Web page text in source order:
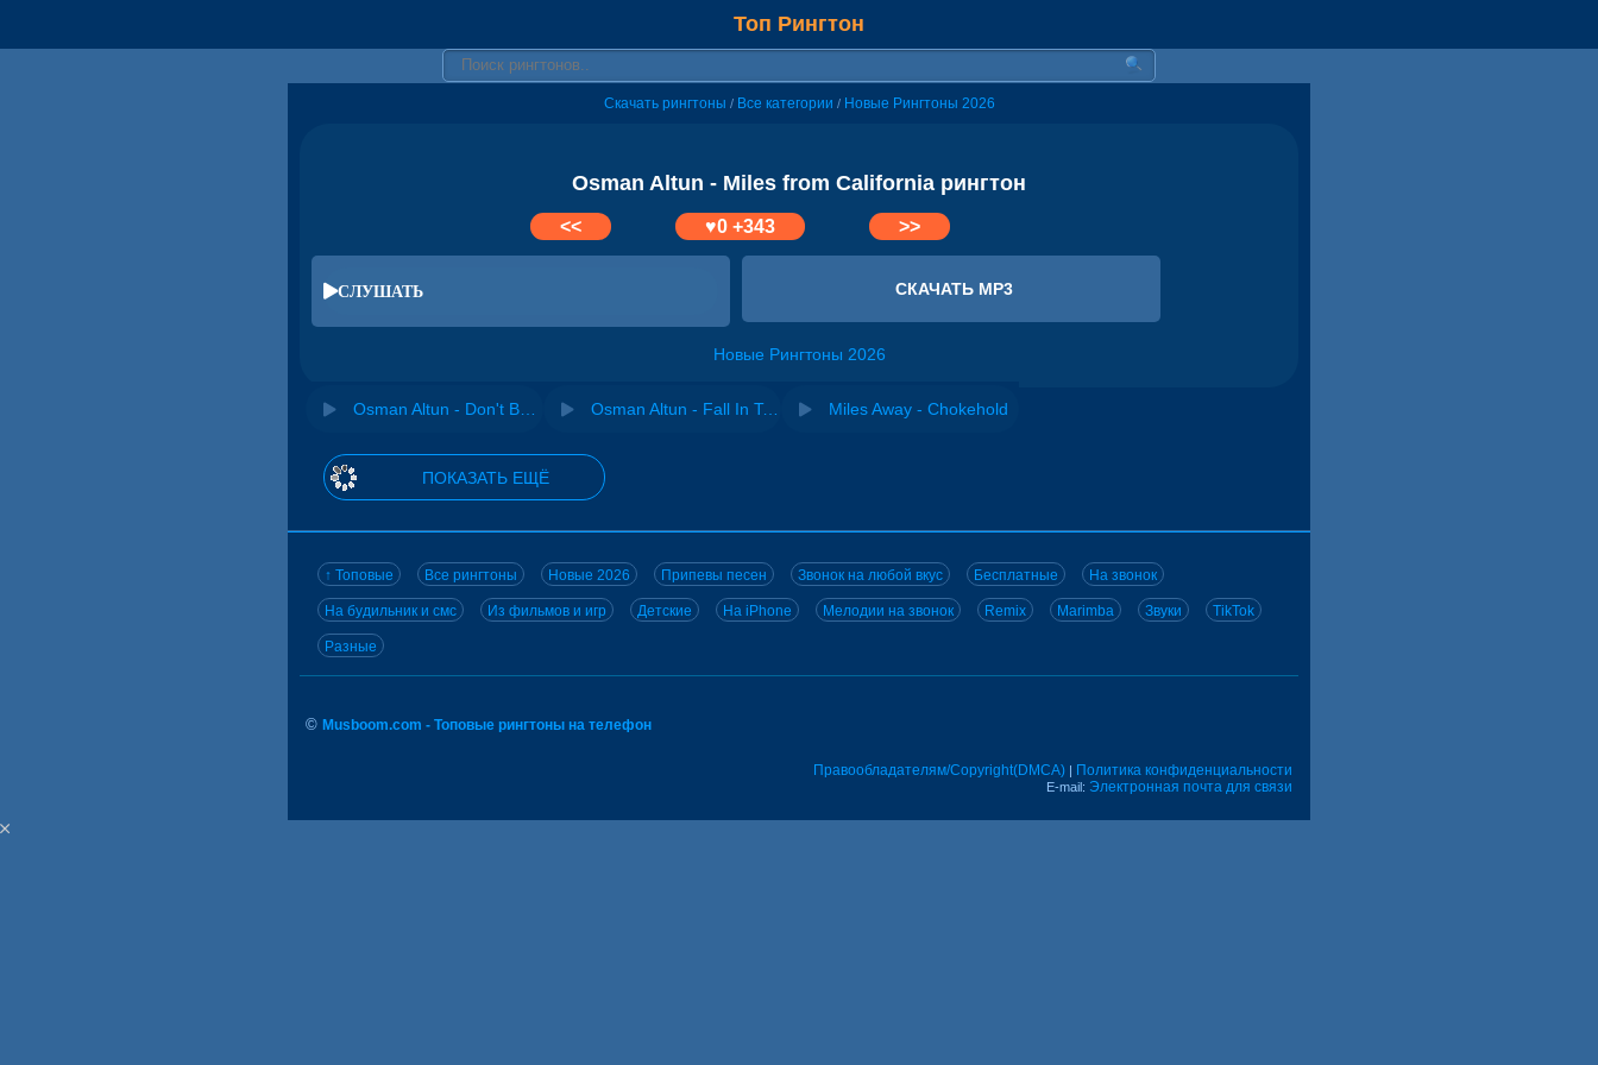
Топ Рингтон
Скачать рингтоны / Все категории / Новые Рингтоны 2026
Osman Altun - Miles from California рингтон
<< ♥0+343 >>
СЛУШАТЬ СКАЧАТЬ MP3
Новые Рингтоны 2026
Osman Altun - Fall In To You Miles Away - Chokehold
ПОКАЗАТЬ ЕЩЁ
↑ Топовые Все рингтоны Новые 2026 Припевы песен Звонок на любой вкус Бесплатные На звонок
На будильник и смс Из фильмов и игр Детские На iPhone Мелодии на звонок Remix Marimba Звуки TikTok
Разные
© Musboom.com - Топовые рингтоны на телефон
Правообладателям/Copyright(DMCA) | Политика конфиденциальности
E-mail: Электронная почта для связи